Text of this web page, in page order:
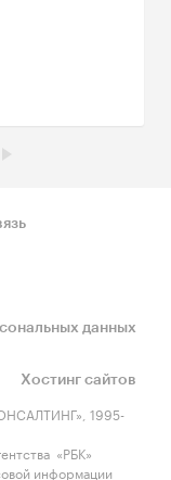
данных
Хостинг сайтов
1995-
«РБК»
информации